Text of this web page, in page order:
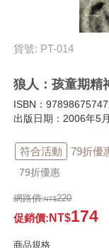
貨號: PT-014
狼人：孩童期精
ISBN：
出版日期：2006年5
符合活動 79折優
79折優惠
網路價: 220
促銷價: 174
商品規格